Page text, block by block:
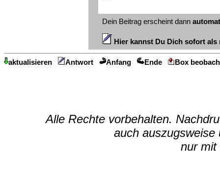
Dein Beitrag erscheint dann
Hier kannst Du Dich sofort
aktualisieren Antwort Anfang Ende Box
Alle Rechte vorbehalten.
auch auszugsweise
nur mit